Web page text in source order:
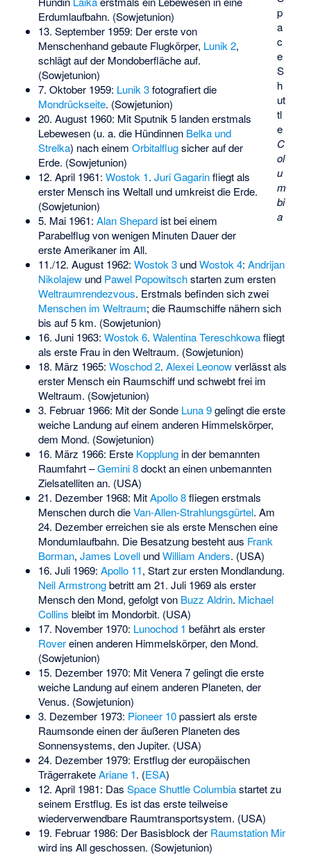
p
a
c
e
S
h
ut
tl
e
C
ol
u
m
bi
a
Erdumlaufbahn. (Sowjetunion)
13. September 1959: Der erste von
Menschenhand gebaute Flugkörper, Lunik 2,
schlägt auf der Mondoberfläche auf.
(Sowjetunion)
7. Oktober 1959: Lunik 3fotografiert die
Mondrückseite. (Sowjetunion)
20. August 1960: MitSputnik 5landen erstmals
Lebewesen (u. a. die Hündinnen Belka und
Strelka) nach einem Orbitalflugsicher auf der
Erde. (Sowjetunion)
12. April 1961: Wostok 1. Juri Gagarinfliegt als
erster Mensch ins Weltall und umkreist die Erde.
(Sowjetunion)
5. Mai 1961: Alan Shepardist bei einem
Parabelflug von wenigen Minuten Dauer der
erste Amerikaner im All.
11./12. August 1962: Wostok 3undWostok 4: Andrijan
Nikolajewund Pawel Popowitschstarten zum ersten
Weltraumrendezvous. Erstmals befinden sich zwei
Menschen im Weltraum; die Raumschiffe nähern sich
bis auf 5 km. (Sowjetunion)
16. Juni 1963: Wostok 6. Walentina Tereschkowafliegt
als erste Frau in den Weltraum. (Sowjetunion)
18. März 1965: Woschod 2. Alexei Leonowverlässt als
erster Mensch ein Raumschiff und schwebt frei im
Weltraum. (Sowjetunion)
3. Februar 1966: Mit der Sonde Luna 9gelingt die erste
weiche Landung auf einem anderen Himmelskörper,
dem Mond. (Sowjetunion)
16. März 1966: Erste Kopplungin der bemannten
Raumfahrt –Gemini 8dockt an einen unbemannten
Zielsatelliten an. (USA)
21. Dezember 1968: MitApollo 8fliegen erstmals
Menschen durch dieVan-Allen-Strahlungsgürtel. Am
24. Dezember erreichen sie als erste Menschen eine
Mondumlaufbahn. Die Besatzung besteht aus Frank
Borman, James LovellundWilliam Anders. (USA)
16. Juli 1969: Apollo 11, Start zur ersten Mondlandung.
Neil Armstrongbetritt am 21. Juli 1969 als erster
Mensch den Mond, gefolgt von Buzz Aldrin. Michael
Collins bleibt im Mondorbit. (USA)
17. November 1970: Lunochod 1 befährt als erster
Rovereinen anderen Himmelskörper, den Mond.
(Sowjetunion)
15. Dezember 1970: MitVenera 7gelingt die erste
weiche Landung auf einem anderen Planeten, der
Venus. (Sowjetunion)
3. Dezember 1973: Pioneer 10passiert als erste
Raumsonde einen der äußeren Planeten des
Sonnensystems, den Jupiter. (USA)
24. Dezember 1979: Erstflug der europäischen
TrägerraketeAriane 1. (ESA)
12. April 1981: Das Space Shuttle Columbiastartet zu
seinem Erstflug. Es ist das erste teilweise
wiederverwendbare Raumtransportsystem. (USA)
19. Februar 1986: Der Basisblock der Raumstation Mir
wird ins All geschossen. (Sowjetunion)